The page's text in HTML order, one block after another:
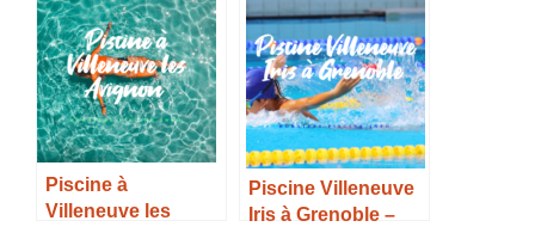
Horaires, Tarifs et
Infos –
Horaires, Tarifs et
Infos –
Piscine à
Villeneuve les
Piscine Villeneuve
Iris à Grenoble –